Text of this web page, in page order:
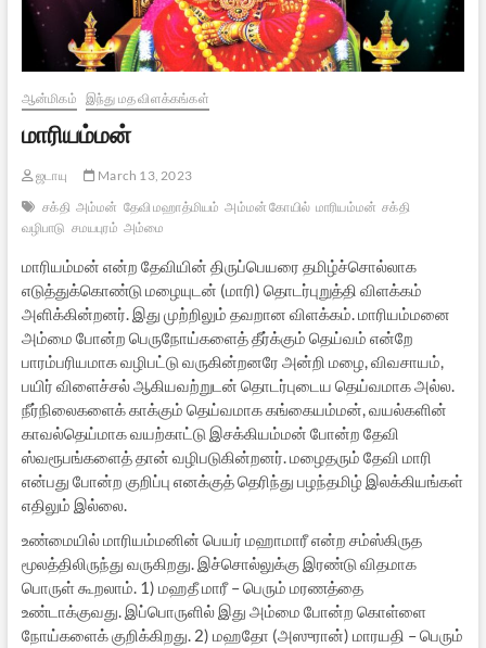
ஆன்மிகம் இந்து மத விளக்கங்கள்
மாரியம்மன்
ஜடாயு
March 13, 2023
சக்தி அம்மன் தேவி மஹாத்மியம் அம்மன் கோயில் மாரியம்மன் சக்தி
வழிபாடு சமயபுரம் அம்மை
மாரியம்மன் என்ற தேவியின் திருப்பெயரை தமிழ்ச்சொல்லாக
எடுத்துக்கொண்டு மழையுடன் (மாரி) தொடர்புறுத்தி விளக்கம்
அளிக்கின்றனர். இது முற்றிலும் தவறான விளக்கம். மாரியம்மனை
அம்மை போன்ற பெருநோய்களைத் தீர்க்கும் தெய்வம் என்றே
பாரம்பரியமாக வழிபட்டு வருகின்றனரே அன்றி மழை, விவசாயம்,
பயிர் விளைச்சல் ஆகியவற்றுடன் தொடர்புடைய தெய்வமாக அல்ல.
நீர்நிலைகளைக் காக்கும் தெய்வமாக கங்கையம்மன், வயல்களின்
காவல்தெய்மாக வயற்காட்டு இசக்கியம்மன் போன்ற தேவி
ஸ்வரூபங்களைத் தான் வழிபடுகின்றனர். மழைதரும் தேவி மாரி
என்பது போன்ற குறிப்பு எனக்குத் தெரிந்து பழந்தமிழ் இலக்கியங்கள்
எதிலும் இல்லை.
உண்மையில் மாரியம்மனின் பெயர் மஹாமாரீ என்ற சம்ஸ்கிருத
மூலத்திலிருந்து வருகிறது. இச்சொல்லுக்கு இரண்டு விதமாக
பொருள் கூறலாம். 1) மஹதீ மாரீ – பெரும் மரணத்தை
உண்டாக்குவது. இப்பொருளில் இது அம்மை போன்ற கொள்ளை
நோய்களைக் குறிக்கிறது. 2) மஹதோ (அஸுரான்) மாரயதி – பெரும்